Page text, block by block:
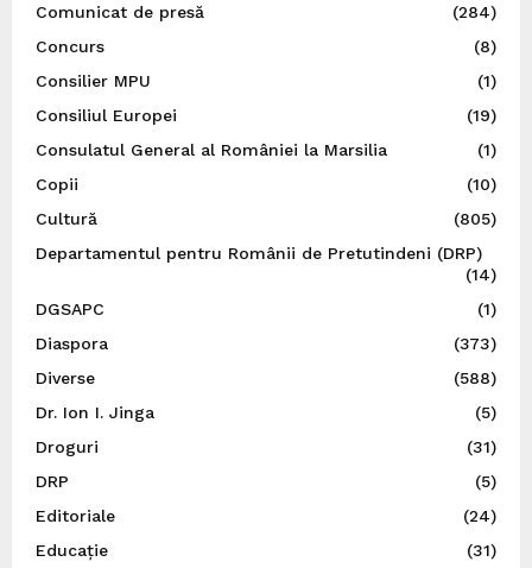
Comunicat de presă
(284)
Concurs
(8)
Consilier MPU
(1)
Consiliul Europei
(19)
Consulatul General al României la Marsilia
(1)
Copii
(10)
Cultură
(805)
Departamentul pentru Românii de Pretutindeni (DRP)
(14)
DGSAPC
(1)
Diaspora
(373)
Diverse
(588)
Dr. Ion I. Jinga
(5)
Droguri
(31)
DRP
(5)
Editoriale
(24)
Educație
(31)